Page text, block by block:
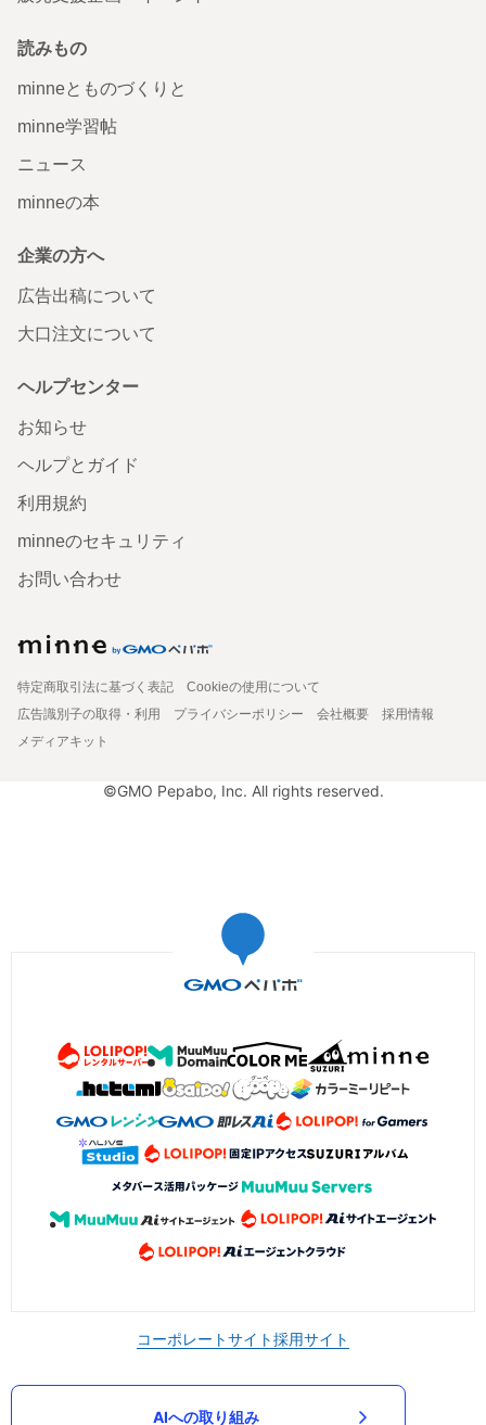
読みもの
minneとものづくりと
minne学習帖
ニュース
minneの本
企業の方へ
広告出稿について
大口注文について
ヘルプセンター
お知らせ
ヘルプとガイド
利用規約
minneのセキュリティ
お問い合わせ
特定商取引法に基づく表記
Cookieの使用について
広告識別子の取得・利用
プライバシーポリシー 会社概要
採用情報
メディアキット
©GMO Pepabo, Inc. All rights reserved.
コーポレートサイト採用サイト
AIへの取り組み